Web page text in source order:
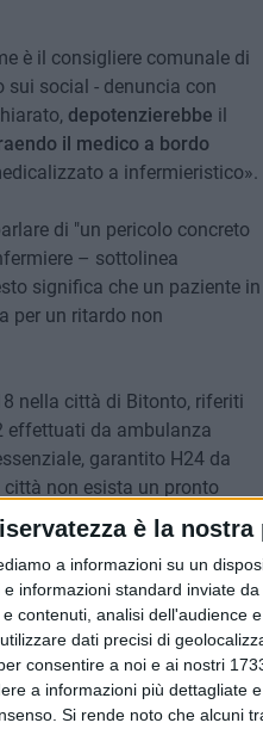
è la nostra
a informazioni su un
informazioni standard inviate
contenuti, analisi dell'audience
dati precisi di
consentire a noi e ai nostri
a informazioni più dettagliate
Si rende noto che alcuni
è il consigliere comunale di
sui social - denuncia con
depotenzierebbe il
il medico a bordo
a infermieristico».
di "un pericolo concreto
– sottolinea
significa che un paziente in
per un ritardo non
nella città di Bitonto, riferiti
effettuati da ambulanza
garantito H24 da
non esista un pronto
di
restare senza
Regionale alla Sanità e
dell'ambulanza
del 118
alzeremo le barricate
è un diritto garantito dalla